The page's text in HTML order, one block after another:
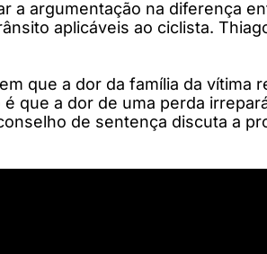
a argumentação na diferença
aplicáveis ao ciclista.
que a dor da família da
que a dor de uma perda
de sentença discuta a